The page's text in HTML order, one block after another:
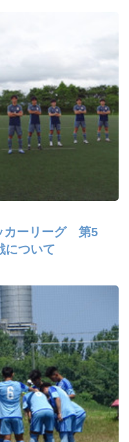
カーリーグ 第5
ついて